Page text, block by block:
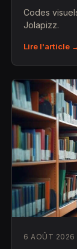
Codes
Jolapizz.
Lire l'article
6 AOÛT 2026